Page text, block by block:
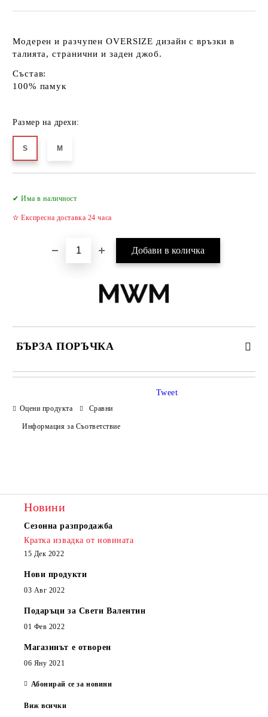
Модерен и разчупен OVERSIZE дизайн с връзки в
талията, странични и заден джоб.
Състав:
100% памук
Размер на дрехи:
S M
✔ Има в наличност
✫ Експресна доставка 24 часа
БЪРЗА ПОРЪЧКА
САМО ПОПЪЛНЕТЕ 2 ПОЛЕТА
Оцени продукта Сравни
Информация за Съответствие
Tweet
Новини
Сезонна разпродажба
Кратка извадка от новината
15 Дек 2022
Нови продукти
03 Авг 2022
Подаръци за Свети Валентин
01 Фев 2022
Магазинът е отворен
06 Яну 2021
Абонирай се за новини
Виж всички